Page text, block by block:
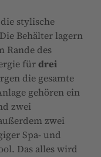
stylische
Behälter lagern
Rande des
fürdrei
die gesamte
gehören ein
zwei
zwei
Spa- und
Das alles wird